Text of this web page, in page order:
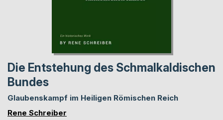
Die Entstehung des Schmalkaldischen
Bundes
Glaubenskampf im Heiligen Römischen Reich
Rene Schreiber